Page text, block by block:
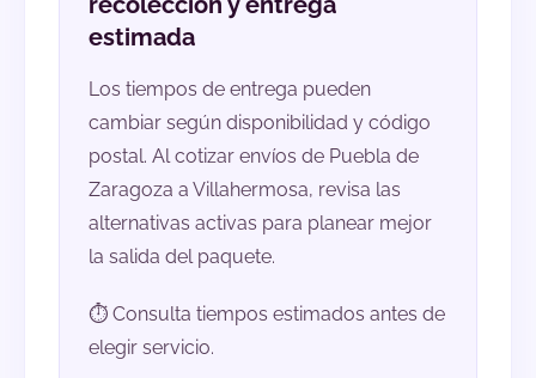
estimada
Los tiempos de entrega pueden
cambiar según disponibilidad y código
postal. Al cotizar envíos de Puebla de
Zaragoza a Villahermosa, revisa las
alternativas activas para planear mejor
la salida del paquete.
⏱️ Consulta tiempos estimados antes de
elegir servicio.